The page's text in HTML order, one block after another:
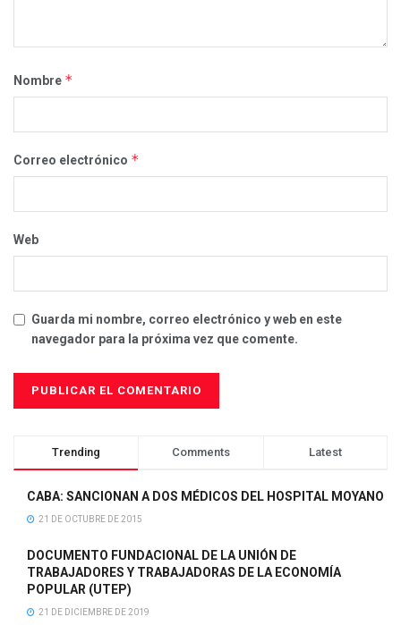
Nombre *
Correo electrónico *
Web
Guarda mi nombre, correo electrónico y web en este
navegador para la próxima vez que comente.
Trending Comments Latest
CABA: SANCIONAN A DOS MÉDICOS DEL HOSPITAL MOYANO
21 DE OCTUBRE DE 2015
DOCUMENTO FUNDACIONAL DE LA UNIÓN DE
TRABAJADORES Y TRABAJADORAS DE LA ECONOMÍA
POPULAR (UTEP)
21 DE DICIEMBRE DE 2019